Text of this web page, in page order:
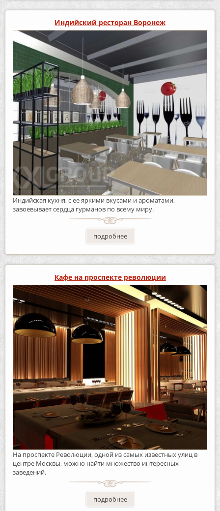
Индийский ресторан Воронеж
Индийская кухня, с ее яркими вкусами и ароматами,
завоевывает сердца гурманов по всему миру.
подробнее
Кафе на проспекте революции
На проспекте Революции, одной из самых известных улиц в
центре Москвы, можно найти множество интересных
заведений.
подробнее